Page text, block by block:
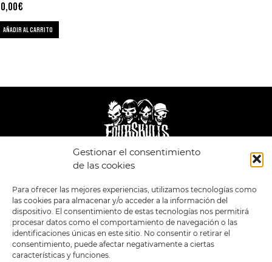
Gestionar el consentimiento
de las cookies
Para ofrecer las mejores experiencias, utilizamos tecnologías como
las cookies para almacenar y/o acceder a la información del
dispositivo. El consentimiento de estas tecnologías nos permitirá
procesar datos como el comportamiento de navegación o las
identificaciones únicas en este sitio. No consentir o retirar el
consentimiento, puede afectar negativamente a ciertas
características y funciones.
€
AÑADIR AL CARRITO
POLÍTICA DE
PRIVACIDAD
TÉRMINOS Y
CONDICIONES
GENERALES DE LA
VENTA
POLÍTICA DE COOKIES
TIENDA
ESTILOS
FORMATOS
PREVENTAS
OFERTAS
MERCHANDISING
FOUR SKULLS